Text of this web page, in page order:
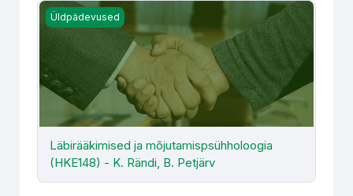
Läbirääkimised ja mõjutamispsühholoogia (HKE148) - K.
Üldpädevused
Läbirääkimised ja mõjutamispsühholoogia
(HKE148) - K. Rändi, B. Petjärv